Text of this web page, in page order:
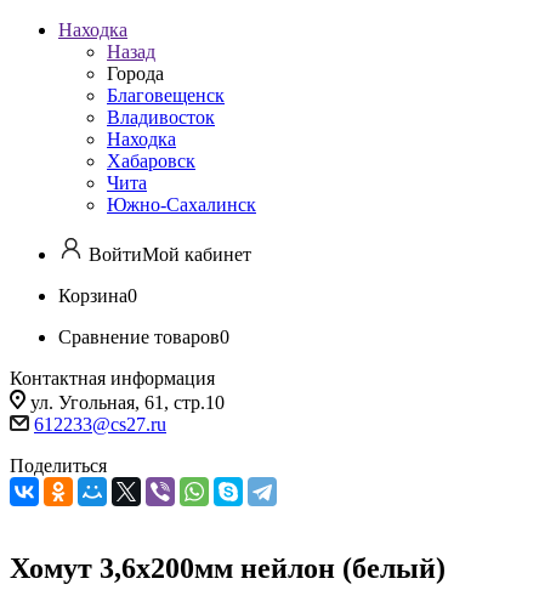
Находка
Назад
Города
Благовещенск
Владивосток
Находка
Хабаровск
Чита
Южно-Сахалинск
ВойтиМой кабинет
Корзина0
Сравнение товаров0
Контактная информация
ул. Угольная, 61, стр.10
612233@cs27.ru
Поделиться
Хомут 3,6х200мм нейлон (белый)